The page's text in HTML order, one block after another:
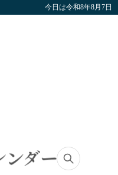
今日は令和8年8月7日